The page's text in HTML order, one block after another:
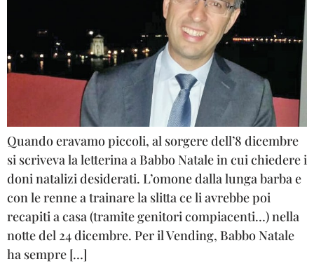
Quando eravamo piccoli, al sorgere dell’8 dicembre
si scriveva la letterina a Babbo Natale in cui chiedere i
doni natalizi desiderati. L’omone dalla lunga barba e
con le renne a trainare la slitta ce li avrebbe poi
recapiti a casa (tramite genitori compiacenti…) nella
notte del 24 dicembre. Per il Vending, Babbo Natale
ha sempre […]